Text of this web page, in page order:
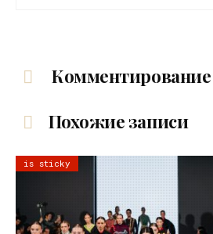
Похожие записи
is sticky